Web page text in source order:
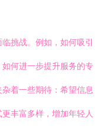
挑战。例如，如何吸引
何进一步提升服务的专
着一些期待：希望信息
丰富多样，增加年轻人